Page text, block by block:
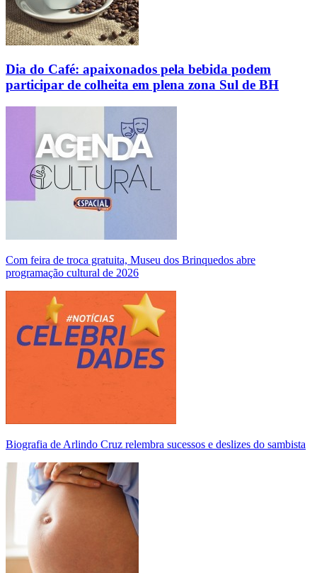
Dia do Café: apaixonados pela bebida podem
participar de colheita em plena zona Sul de BH
Com feira de troca gratuita, Museu dos Brinquedos abre
programação cultural de 2026
Biografia de Arlindo Cruz relembra sucessos e deslizes do sambista